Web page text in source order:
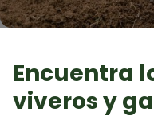
Encuentra
viveros y